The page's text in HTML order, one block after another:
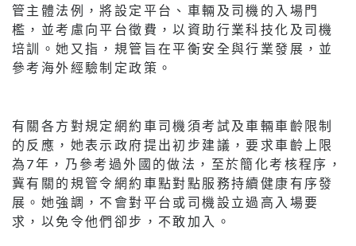
管主體法例，將設定平台、車輛及司機的入場門
檻，並考慮向平台徵費，以資助行業科技化及司機
培訓。她又指，規管旨在平衡安全與行業發展，並
參考海外經驗制定政策。
有關各方對規定網約車司機須考試及車輛車齡限制
的反應，她表示政府提出初步建議，要求車齡上限
為7年，乃參考過外國的做法，至於簡化考核程序，
冀有關的規管令網約車點對點服務持續健康有序發
展。她強調，不會對平台或司機設立過高入場要
求，以免令他們卻步，不敢加入。